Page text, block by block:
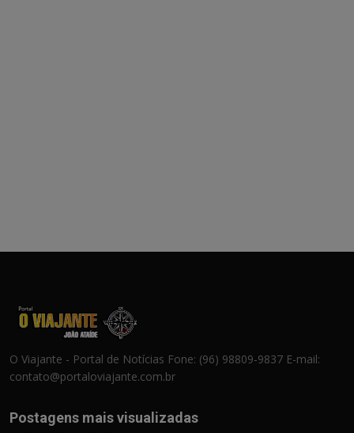
O Viajante - Portal de Notícias Fone: (96) 98809-9837 E-mail:
contato@portaloviajante.com.br
Postagens mais visualizadas